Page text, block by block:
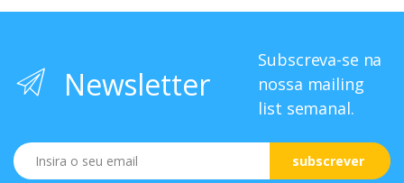
Newsletter
Subscreva-se na
nossa mailing
list semanal.
Email
subscrever